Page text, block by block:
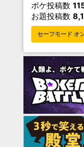
ボケ投稿数
お題投稿数
セーフモード オ